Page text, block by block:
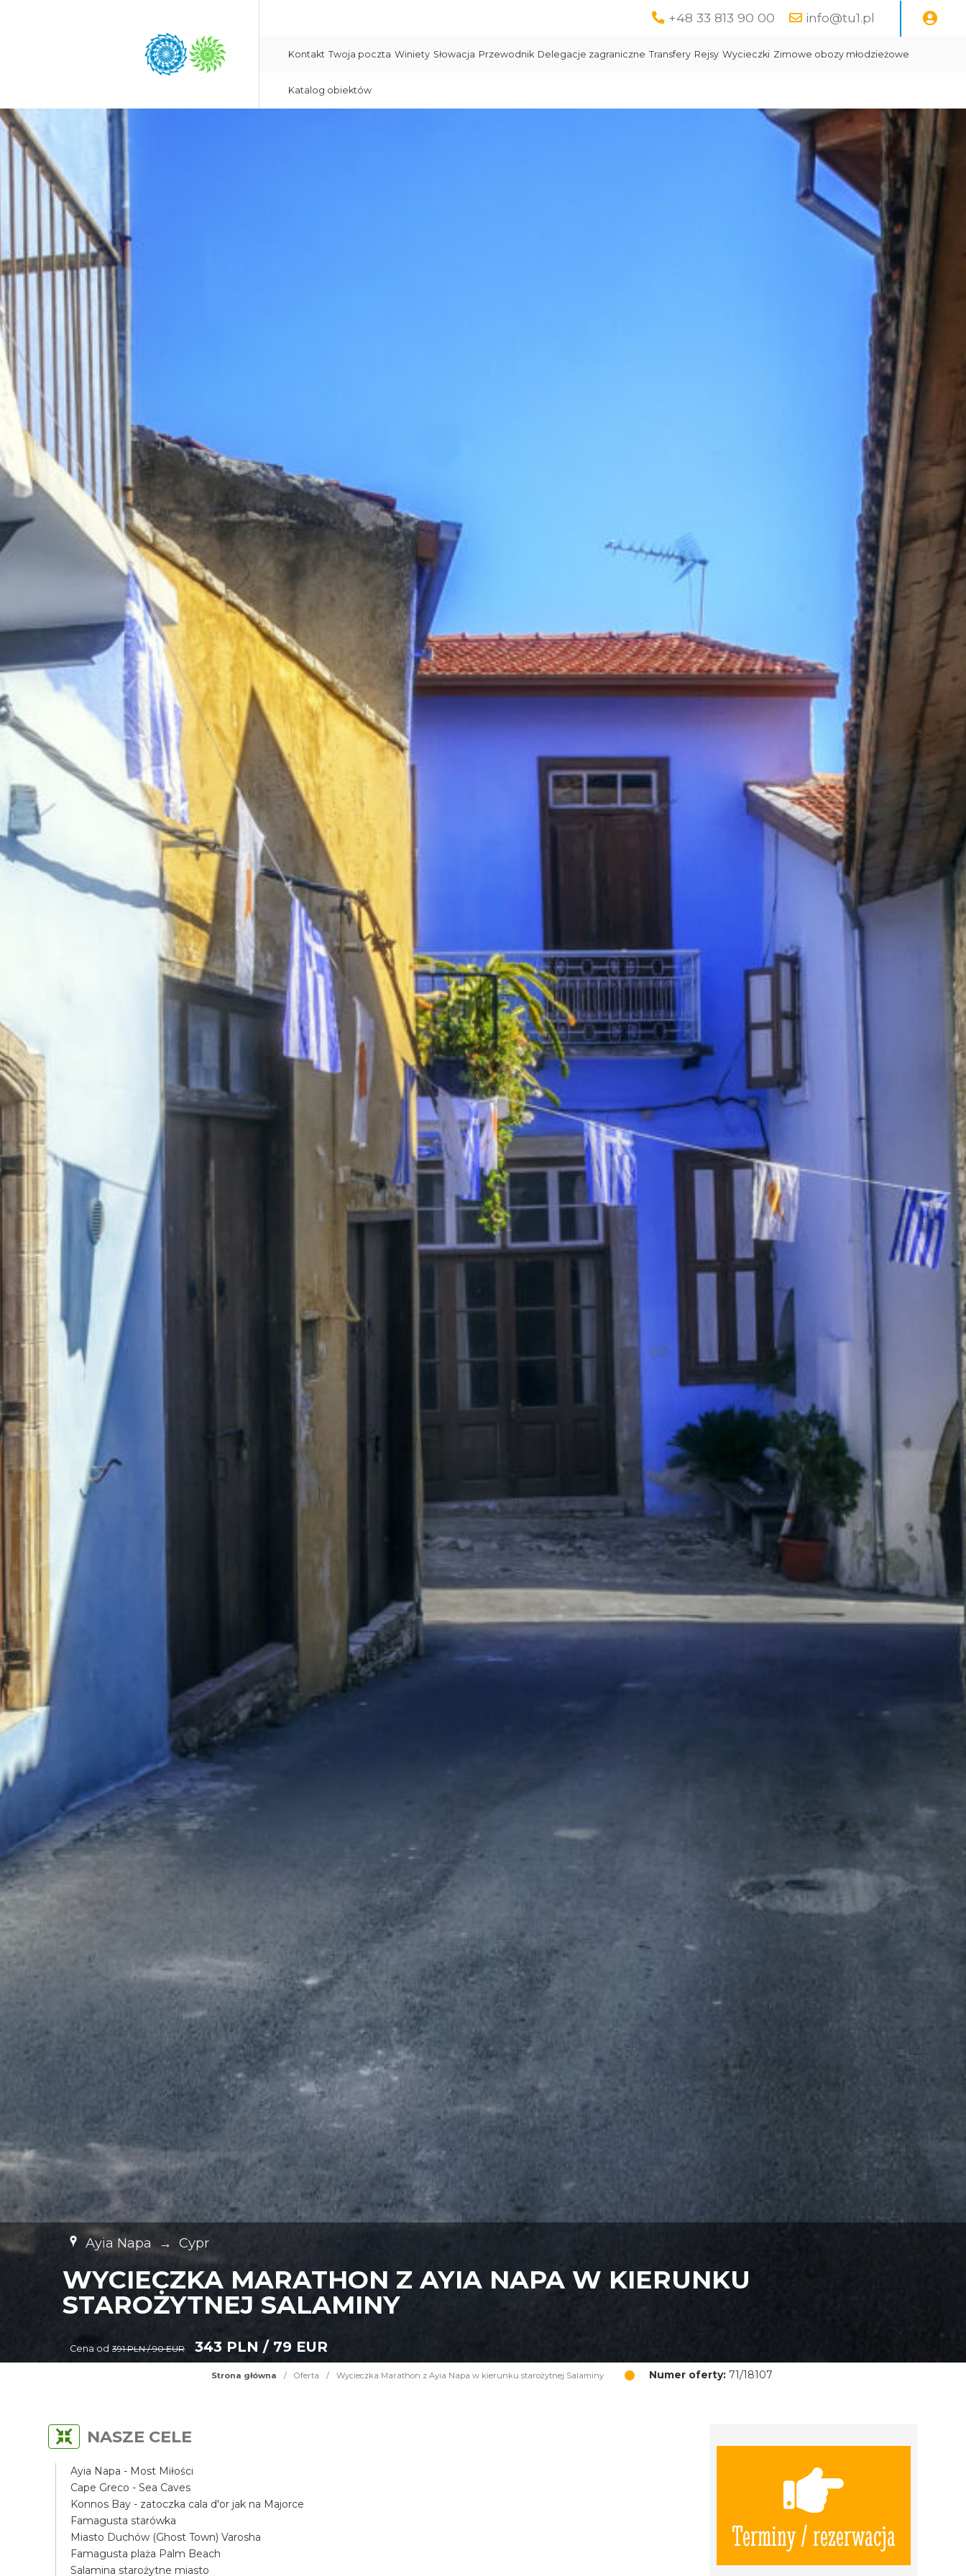
+48 33 813 90 00 info@tu1.pl
Kontakt Twoja poczta Winiety Słowacja Przewodnik Delegacje zagraniczne Transfery Rejsy Wycieczki Zimowe obozy młodzieżowe
Katalog obiektów
Ayia Napa → Cypr
WYCIECZKA MARATHON Z AYIA NAPA W KIERUNKU
STAROŻYTNEJ SALAMINY
Cena od 391 PLN / 90 EUR 343 PLN / 79 EUR
Strona główna / Oferta / Wycieczka Marathon z Ayia Napa w kierunku starożytnej Salaminy Numer oferty: 71/18107
Terminy / rezerwacja
NASZE CELE
Ayia Napa - Most Miłości
Cape Greco - Sea Caves
Konnos Bay - zatoczka cala d'or jak na Majorce
Famagusta starówka
Miasto Duchów (Ghost Town) Varosha
Famagusta plaża Palm Beach
Salamina starożytne miasto